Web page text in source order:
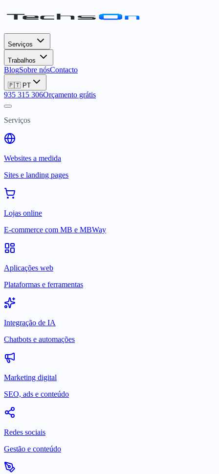
Serviços
Trabalhos
BlogSobre nósContacto
🇵🇹 PT
935 315 306Orçamento grátis
Serviços
Websites a medida
Sites e landing pages
Lojas online
E-commerce com MB e MBWay
Aplicações web
Plataformas e ferramentas
Integração de IA
Chatbots e automações
Marketing digital
SEO, ads e conteúdo
Redes sociais
Gestão e conteúdo